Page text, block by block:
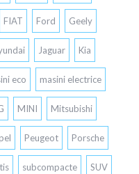
FIAT Ford Geely
Jaguar Kia
eco masini electrice
MINI Mitsubishi
Peugeot Porsche
subcompacte SUV